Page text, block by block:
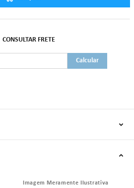
ao assento para maior resistência e
para secagem rápida e anti mofo;
danificado ou faltando, por favor nos
Imagem Meramente Ilustrativa